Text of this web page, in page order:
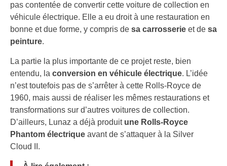
pas contentée de convertir cette voiture de collection en
véhicule électrique. Elle a eu droit à une restauration en
bonne et due forme, y compris de sa carrosserie et de sa
peinture.
La partie la plus importante de ce projet reste, bien
entendu, la conversion en véhicule électrique. L’idée
n’est toutefois pas de s’arrêter à cette Rolls-Royce de
1960, mais aussi de réaliser les mêmes restaurations et
transformations sur d’autres voitures de collection.
D’ailleurs, Lunaz a déjà produit une Rolls-Royce
Phantom électrique avant de s’attaquer à la Silver
Cloud II.